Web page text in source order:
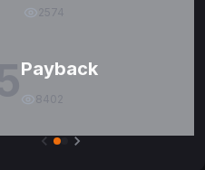
Payback